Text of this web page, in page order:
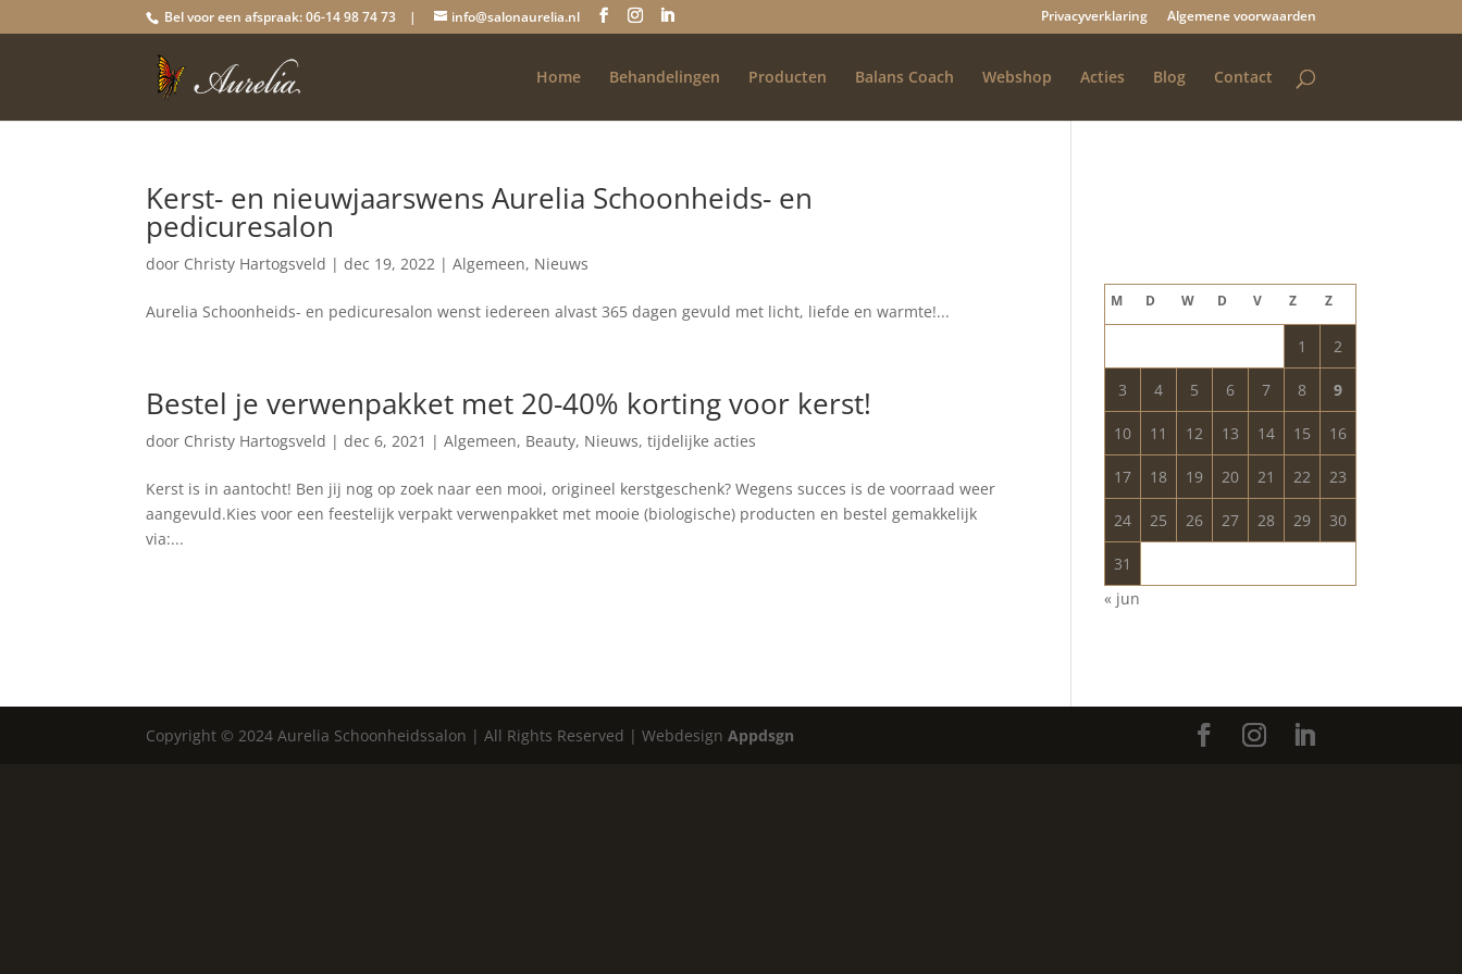
Bel voor een afspraak: 06-14 98 74 73 | info@salonaurelia.nl Privacyverklaring Algemene voorwaarden
Home Behandelingen Producten Balans Coach Webshop Acties Blog Contact
Kerst- en nieuwjaarswens Aurelia Schoonheids- en
pedicuresalon
door Christy Hartogsveld |dec 19, 2022 |Algemeen, Nieuws
Aurelia Schoonheids- en pedicuresalon wenst iedereen alvast 365 dagen gevuld met licht, liefde en warmte!...
Bestel je verwenpakket met 20-40% korting voor kerst!
door Christy Hartogsveld |dec 6, 2021 |Algemeen, Beauty, Nieuws,tijdelijke acties
Kerst is in aantocht! Ben jij nog op zoek naar een mooi, origineel kerstgeschenk? Wegens succes is de voorraad weer
aangevuld.Kies voor een feestelijk verpakt verwenpakket met mooie (biologische) producten en bestel gemakkelijk
via:...
M D W D V Z Z
1 2
3 4 5 6 7 8 9
10 11 12 13 14 15 16
17 18 19 20 21 22 23
24 25 26 27 28 29 30
31
« jun
Copyright © 2024 Aurelia Schoonheidssalon | All Rights Reserved | WebdesignAppdsgn